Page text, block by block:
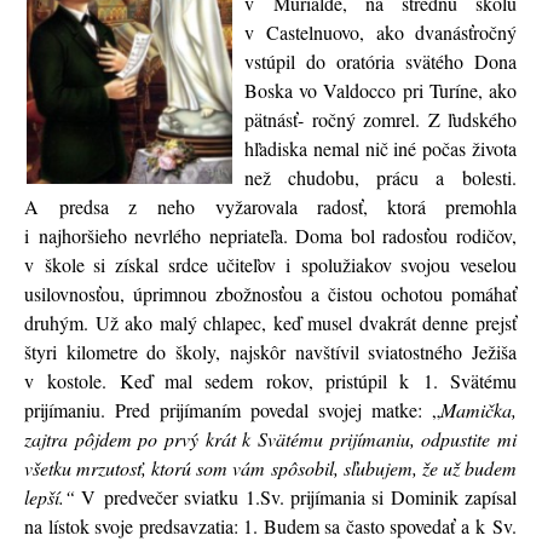
v Castelnuovo, ako dvanásťročný
vstúpil do oratória svätého Dona
Boska vo Valdocco pri Turíne, ako
pätnásť- ročný zomrel. Z ľudského
hľadiska nemal nič iné počas života
než chudobu, prácu a bolesti.
A predsa z neho vyžarovala radosť, ktorá premohla
i najhoršieho nevrlého nepriateľa. Doma bol radosťou rodičov,
v škole si získal srdce učiteľov i spolužiakov svojou veselou
usilovnosťou, úprimnou zbožnosťou a čistou ochotou pomáhať
druhým. Už ako malý chlapec, keď musel dvakrát denne prejsť
štyri kilometre do školy, najskôr navštívil sviatostného Ježiša
v kostole. Keď mal sedem rokov, pristúpil k 1. Svätému
prijímaniu. Pred prijímaním povedal svojej matke: „Mamička,
zajtra pôjdem po prvý krát k Svätému prijímaniu, odpustite mi
všetku mrzutosť, ktorú som vám spôsobil, sľubujem, že už budem
lepší.“ V predvečer sviatku 1.Sv. prijímania si Dominik zapísal
na lístok svoje predsavzatia: 1. Budem sa často spovedať a k Sv.